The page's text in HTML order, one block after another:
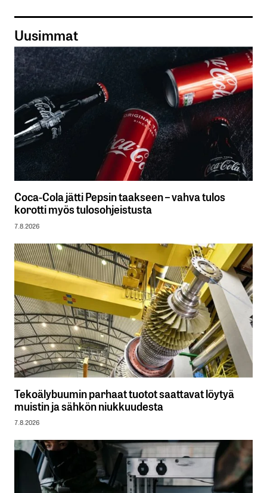
Uusimmat
Coca-Cola jätti Pepsin taakseen – vahva tulos
korotti myös tulosohjeistusta
7.8.2026
Tekoälybuumin parhaat tuotot saattavat löytyä
muistin ja sähkön niukkuudesta
7.8.2026